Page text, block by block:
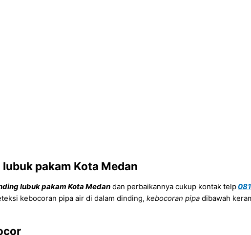
pakam Kota Medan
lubuk pakam Kota Medan dan perbaikannya cukup kontak telp
kebocoran pipa air di dalam dinding, kebocoran pipa dibawah